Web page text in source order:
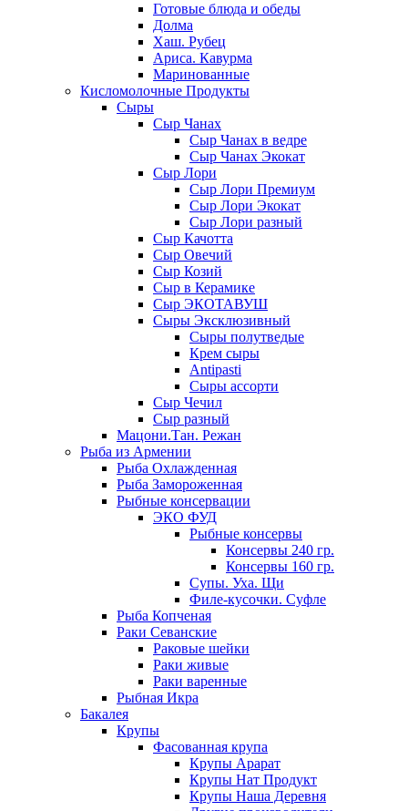
Готовые блюда и обеды
Долма
Хаш. Рубец
Ариса. Кавурма
Маринованные
Кисломолочные Продукты
Сыры
Сыр Чанах
Сыр Чанах в ведре
Сыр Чанах Экокат
Сыр Лори
Сыр Лори Премиум
Сыр Лори Экокат
Сыр Лори разный
Сыр Качотта
Сыр Овечий
Сыр Козий
Сыр в Керамике
Сыр ЭКОТАВУШ
Сыры Эксклюзивный
Сыры полутведые
Крем сыры
Antipasti
Сыры ассорти
Сыр Чечил
Сыр разный
Мацони.Тан. Режан
Рыба из Армении
Рыба Охлажденная
Рыба Замороженная
Рыбные консервации
ЭКО ФУД
Рыбные консервы
Консервы 240 гр.
Консервы 160 гр.
Супы. Уха. Щи
Филе-кусочки. Суфле
Рыба Копченая
Раки Севанские
Раковые шейки
Раки живые
Раки варенные
Рыбная Икра
Бакалея
Крупы
Фасованная крупа
Крупы Арарат
Крупы Нат Продукт
Крупы Наша Деревня